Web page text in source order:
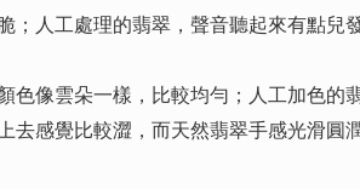
人工處理的翡翠，聲音聽起來有點兒發
像雲朵一樣，比較均勻；人工加色的
感覺比較澀，而天然翡翠手感光滑圓潤